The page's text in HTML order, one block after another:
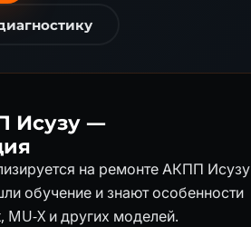
Исузу —
на ремонте АКПП
обучение и знают особенности
MU-X и других моделей.